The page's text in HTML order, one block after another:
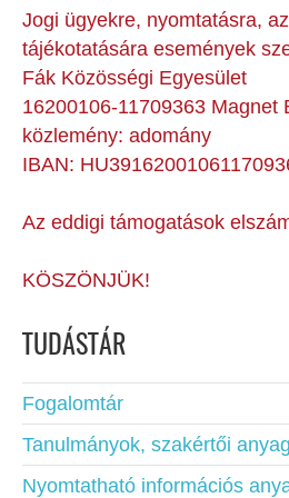
Jogi ügyekre, nyomtatásra,
tájékotatására események
Fák Közösségi Egyesület
16200106-11709363 Magnet
közlemény: adomány
IBAN:
Az eddigi támogatások
KÖSZÖNJÜK!
TUDÁSTÁR
Fogalomtár
Tanulmányok, szakértői
Nyomtatható információs